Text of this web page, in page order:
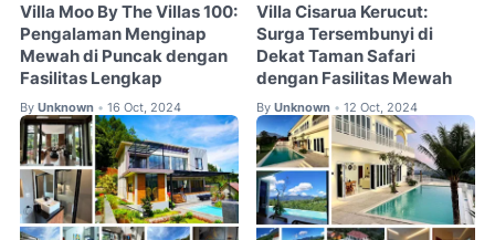
Villa Moo By The Villas 100:
Pengalaman Menginap
Mewah di Puncak dengan
Fasilitas Lengkap
By Unknown • 16 Oct, 2024
Villa Cisarua Kerucut:
Surga Tersembunyi di
Dekat Taman Safari
dengan Fasilitas Mewah
By Unknown • 12 Oct, 2024